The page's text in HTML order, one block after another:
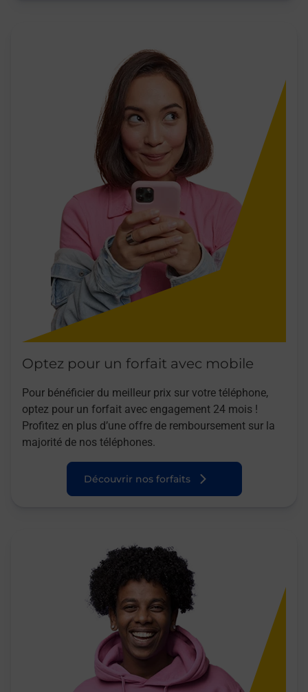
Optez pour un forfait avec mobile
Pour bénéficier du meilleur prix sur votre téléphone,
optez pour un forfait avec engagement 24 mois !
Profitez en plus d’une offre de remboursement sur la
majorité de nos téléphones.
Découvrir nos forfaits